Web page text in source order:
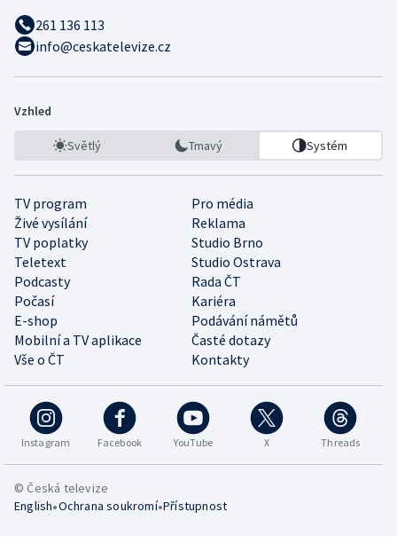
261 136 113
info@ceskatelevize.cz
Vzhled
Světlý Tmavý Systém
TV program
Pro média
Živé vysílání
Reklama
TV poplatky
Studio Brno
Teletext
Studio Ostrava
Podcasty
Rada ČT
Počasí
Kariéra
E-shop
Podávání námětů
Mobilní a TV aplikace
Časté dotazy
Vše o ČT
Kontakty
Instagram Facebook YouTube X Threads
© Česká televize
English•Ochrana soukromí•Přístupnost